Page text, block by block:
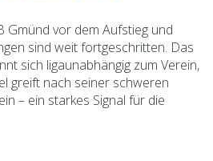
Gmünd vor dem Aufstieg und
sind weit fortgeschritten. Das
sich ligaunabhängig zum Verein,
greift nach seiner schweren
– ein starkes Signal für die